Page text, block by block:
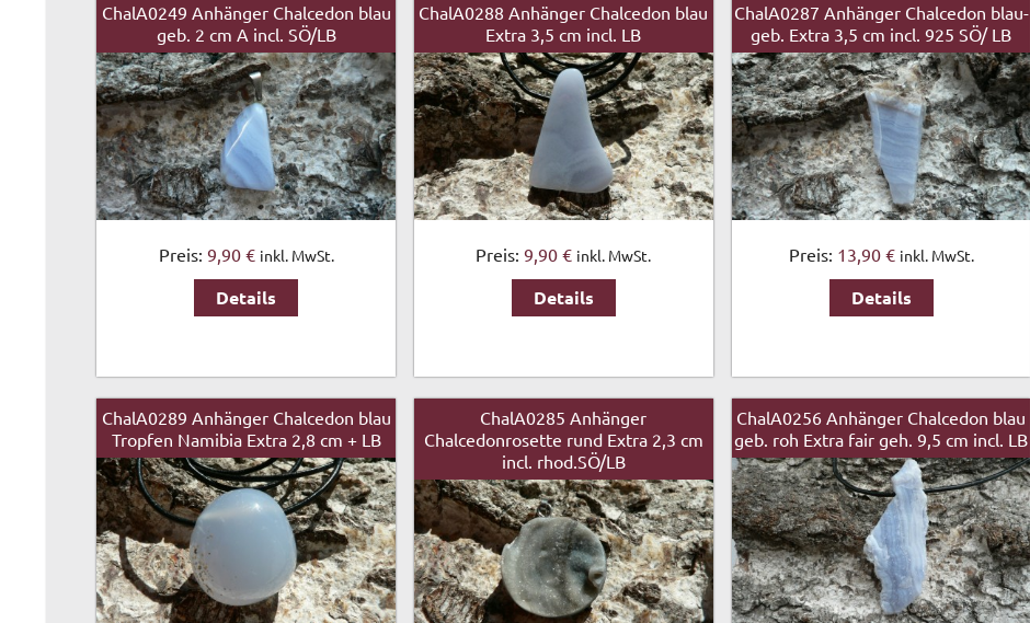
ChalA0249 Anhänger Chalcedon blau
geb. 2 cm A incl. SÖ/LB
Preis: 9,90 € inkl. MwSt.
Details
ChalA0288 Anhänger Chalcedon blau
Extra 3,5 cm incl. LB
Preis:9,90 € inkl. MwSt.
Details
ChalA0287 Anhänger Chalcedon blau-
geb. Extra 3,5 cm incl. 925 SÖ/ LB
Preis: 13,90 € inkl. MwSt.
Details
ChalA0289 Anhänger Chalcedon blau
Tropfen Namibia Extra 2,8 cm + LB
ChalA0285 Anhänger
Chalcedonrosette rund Extra 2,3 cm
incl. rhod.SÖ/LB
ChalA0256 Anhänger Chalcedon blau
geb. roh Extra fair geh. 9,5 cm incl. LB